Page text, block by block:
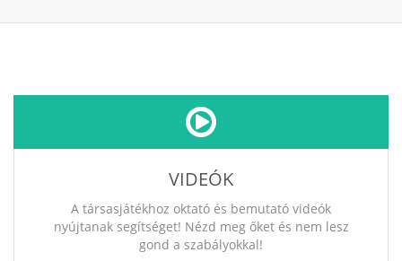
VIDEÓK
A társasjátékhoz oktató és bemutató videók
nyújtanak segítséget! Nézd meg őket és nem lesz
gond a szabályokkal!